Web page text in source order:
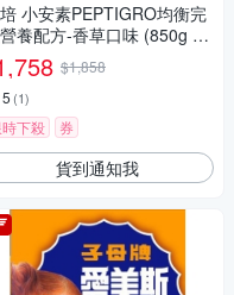
小安素PEPTIGRO均衡完
養配方-香草口味 (850g x
)
$1,858
5 (1)
下殺 券
貨到通知我